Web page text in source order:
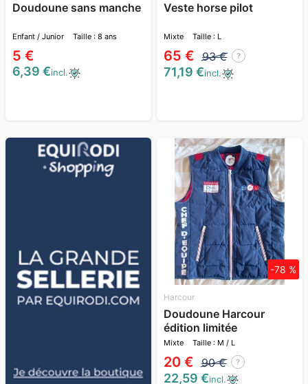
Doudoune sans manche
Enfant / Junior Taille : 8 ans
5 €
6,39 €incl.
Veste horse pilot
Mixte Taille : L
65 € 93 € ?
71,19 €incl.
Harcour
Doudoune Harcour
édition limitée
Mixte Taille : M / L
20 € 90 € ?
-78 %
22,59 €incl.